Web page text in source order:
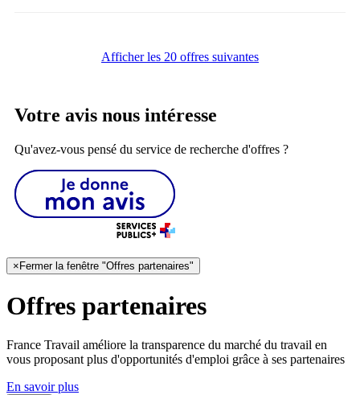
Afficher les 20 offres suivantes
Votre avis nous intéresse
Qu'avez-vous pensé du service de recherche d'offres ?
×Fermer la fenêtre "Offres partenaires"
Offres partenaires
France Travail améliore la transparence du marché du travail en
vous proposant plus d'opportunités d'emploi grâce à ses partenaires
En savoir plus